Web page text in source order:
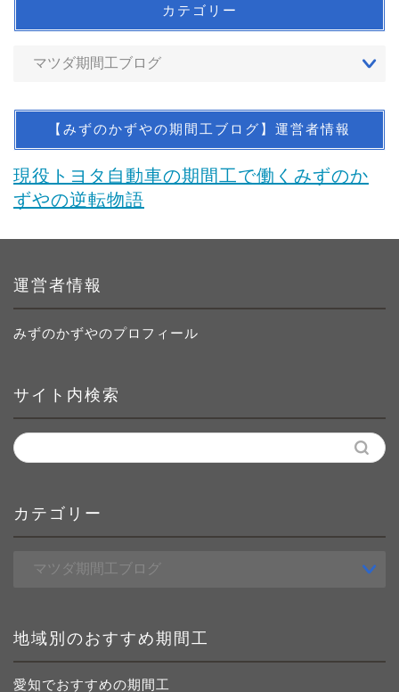
カテゴリー
【みずのかずやの期間工ブログ】運営者情報
現役トヨタ自動車の期間工で働くみずのか
ずやの逆転物語
運営者情報
みずのかずやのプロフィール
サイト内検索
カテゴリー
ー
地域別のおすすめ期間工
愛知でおすすめの期間工